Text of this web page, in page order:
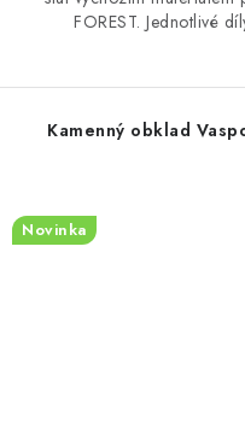
FOREST. Jednotlivé
Kamenný obklad
Novinka